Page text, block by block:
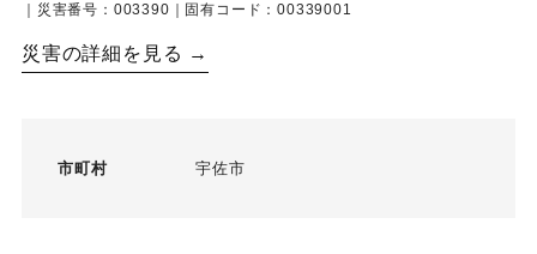
｜災害番号：003390｜固有コード：00339001
災害の詳細を見る →
市町村 宇佐市